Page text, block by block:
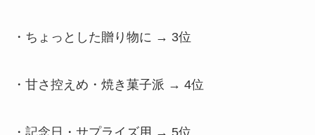
・ちょっとした贈り物に → 3位
・甘さ控えめ・焼き菓子派 → 4位
・記念日・サプライズ用 → 5位